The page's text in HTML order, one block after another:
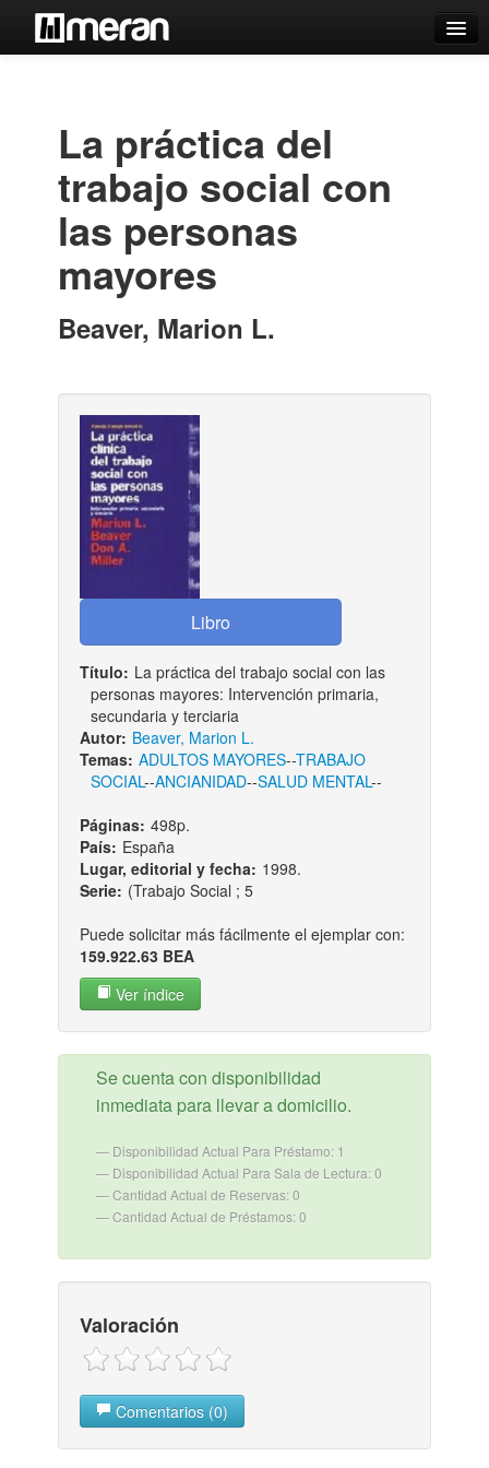
Estantes Virtuales
Contacto
Iniciar sesión
La práctica del
trabajo social con
las personas
mayores
Beaver, Marion L.
Título: La práctica del trabajo social con las
personas mayores: Intervención primaria,
secundaria y terciaria
Autor: Beaver, Marion L.
Temas: ADULTOS MAYORES--TRABAJO
SOCIAL--ANCIANIDAD--SALUD MENTAL--
Páginas: 498p.
País: España
Lugar, editorial y fecha: 1998.
Serie: (Trabajo Social ; 5
Puede solicitar más fácilmente el ejemplar con:
159.922.63 BEA
Ver índice
Se cuenta con disponibilidad
inmediata para llevar a domicilio.
Disponibilidad Actual Para Préstamo: 1
Disponibilidad Actual Para Sala de Lectura: 0
Cantidad Actual de Reservas: 0
Cantidad Actual de Préstamos: 0
Valoración
Comentarios (0)